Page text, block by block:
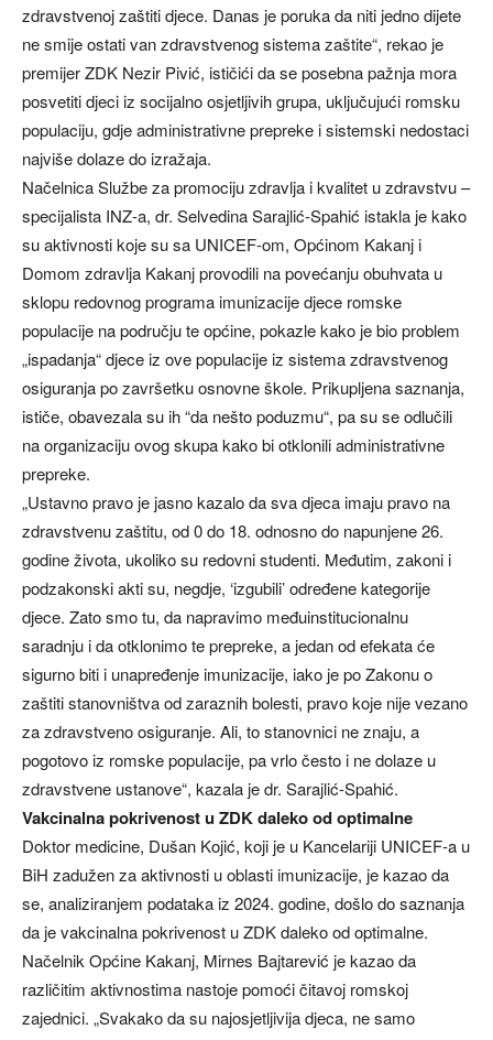
zdravstvenoj zaštiti djece. Danas je poruka da niti jedno dijete
ne smije ostati van zdravstvenog sistema zaštite“, rekao je
premijer ZDK Nezir Pivić, ističići da se posebna pažnja mora
posvetiti djeci iz socijalno osjetljivih grupa, uključujući romsku
populaciju, gdje administrativne prepreke i sistemski nedostaci
najviše dolaze do izražaja.
Načelnica Službe za promociju zdravlja i kvalitet u zdravstvu –
specijalista INZ-a, dr. Selvedina Sarajlić-Spahić istakla je kako
su aktivnosti koje su sa UNICEF-om, Općinom Kakanj i
Domom zdravlja Kakanj provodili na povećanju obuhvata u
sklopu redovnog programa imunizacije djece romske
populacije na području te općine, pokazle kako je bio problem
„ispadanja“ djece iz ove populacije iz sistema zdravstvenog
osiguranja po završetku osnovne škole. Prikupljena saznanja,
ističe, obavezala su ih “da nešto poduzmu“, pa su se odlučili
na organizaciju ovog skupa kako bi otklonili administrativne
prepreke.
„Ustavno pravo je jasno kazalo da sva djeca imaju pravo na
zdravstvenu zaštitu, od 0 do 18. odnosno do napunjene 26.
godine života, ukoliko su redovni studenti. Međutim, zakoni i
podzakonski akti su, negdje, ‘izgubili’ određene kategorije
djece. Zato smo tu, da napravimo međuinstitucionalnu
saradnju i da otklonimo te prepreke, a jedan od efekata će
sigurno biti i unapređenje imunizacije, iako je po Zakonu o
zaštiti stanovništva od zaraznih bolesti, pravo koje nije vezano
za zdravstveno osiguranje. Ali, to stanovnici ne znaju, a
pogotovo iz romske populacije, pa vrlo često i ne dolaze u
zdravstvene ustanove“, kazala je dr. Sarajlić-Spahić.
Vakcinalna pokrivenost u ZDK daleko od optimalne
Doktor medicine, Dušan Kojić, koji je u Kancelariji UNICEF-a u
BiH zadužen za aktivnosti u oblasti imunizacije, je kazao da
se, analiziranjem podataka iz 2024. godine, došlo do saznanja
da je vakcinalna pokrivenost u ZDK daleko od optimalne.
Načelnik Općine Kakanj, Mirnes Bajtarević je kazao da
različitim aktivnostima nastoje pomoći čitavoj romskoj
zajednici. „Svakako da su najosjetljivija djeca, ne samo